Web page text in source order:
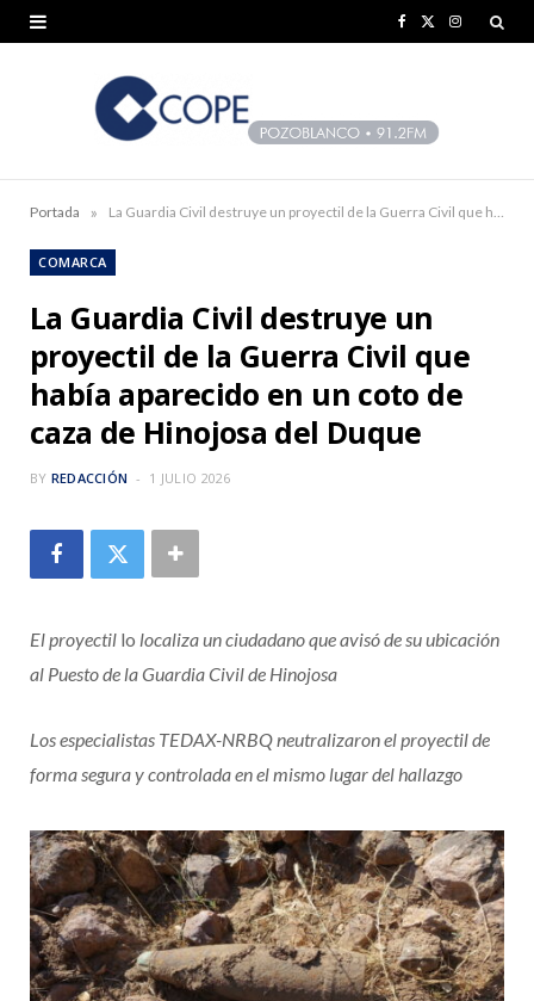
e
k
r
)
I
m
Portada »
COMARCA
La Guardia Civil destruye un
proyectil de la Guerra Civil que
había aparecido en un coto de
caza de Hinojosa del Duque
BY REDACCIÓN 1 JULIO 2026
El proyectil lo localiza un ciudadano que avisó de su ubicación
al Puesto de la Guardia Civil de Hinojosa
Los especialistas TEDAX-NRBQ neutralizaron el proyectil de
forma segura y controlada en el mismo lugar del hallazgo